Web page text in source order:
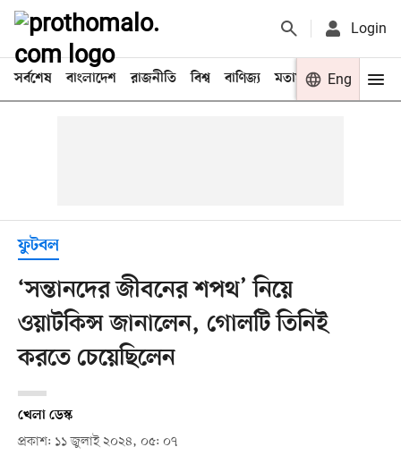
Login
সর্বশেষ বাংলাদেশ রাজনীতি বিশ্ব বাণিজ্য মতামত খেলা
Eng
ফুটবল
‘সন্তানদের জীবনের শপথ’ নিয়ে
ওয়াটকিন্স জানালেন, গোলটি তিনিই
করতে চেয়েছিলেন
খেলা ডেস্ক
প্রকাশ: ১১ জুলাই ২০২৪, ০৫: ০৭